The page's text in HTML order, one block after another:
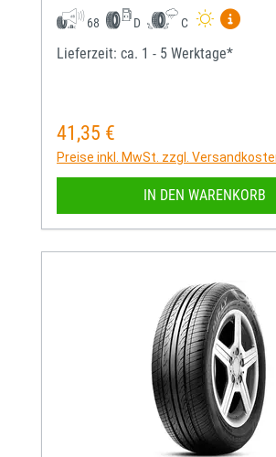
68 D C
Mehr
Lieferzeit: ca. 1 - 5 Werktage*
Regulärer Preis:
41,35 €
Preise inkl. MwSt. zzgl.
IN DEN WARENKORB